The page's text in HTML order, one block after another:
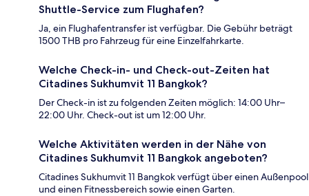
Shuttle-Service zum Flughafen?
Ja, ein Flughafentransfer ist verfügbar. Die Gebühr beträgt
1500 THB pro Fahrzeug für eine Einzelfahrkarte.
Welche Check-in- und Check-out-Zeiten hat
Citadines Sukhumvit 11 Bangkok?
Der Check-in ist zu folgenden Zeiten möglich: 14:00 Uhr–
22:00 Uhr. Check-out ist um 12:00 Uhr.
Welche Aktivitäten werden in der Nähe von
Citadines Sukhumvit 11 Bangkok angeboten?
Citadines Sukhumvit 11 Bangkok verfügt über einen Außenpool
und einen Fitnessbereich sowie einen Garten.